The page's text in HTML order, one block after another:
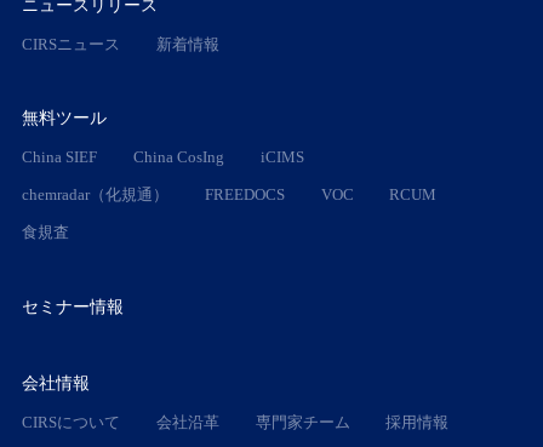
ニュースリリース
CIRSニュース 新着情報
無料ツール
China SIEF China CosIng iCIMS
chemradar（化規通） FREEDOCS VOC RCUM
食規査
セミナー情報
会社情報
CIRSについて 会社沿革 専門家チーム 採用情報